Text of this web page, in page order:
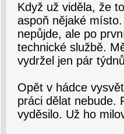
Když už viděla, že
aspoň nějaké
nepůjde, ale po
technické službě.
vydržel jen pár
Opět v hádce
práci dělat nebude.
vyděsilo. Už ho